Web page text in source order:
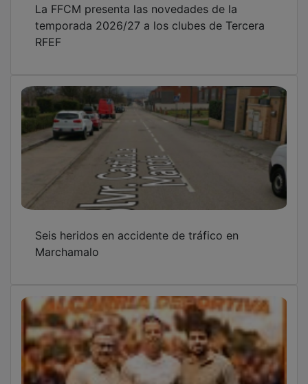
El mítico Daoiz de la Plata, en Alcarria
Deportiva
Marchamalo invierte 170.000 euros en
mejoras en el proceso de reciclaje de